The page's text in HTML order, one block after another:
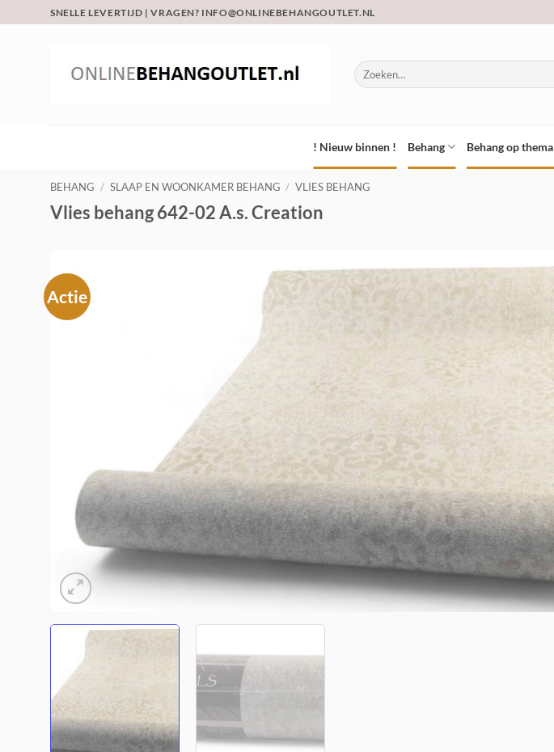
naar
SNELLE LEVERTIJD | VRAGEN? INFO@ONLINEBEHANGOUTLET.NL
Zoeken
naar:
! Nieuw binnen ! Behang Behang op thema
BEHANG / SLAAP EN WOONKAMER BEHANG / VLIES BEHANG
Vlies behang 642-02 A.s. Creation
Actie